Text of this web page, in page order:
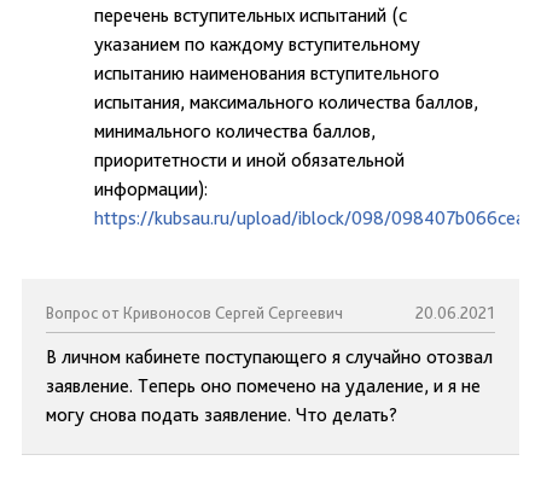
перечень вступительных испытаний (с
указанием по каждому вступительному
испытанию наименования вступительного
испытания, максимального количества баллов,
минимального количества баллов,
приоритетности и иной обязательной
информации):
https://kubsau.ru/upload/iblock/098/
Вопрос от Кривоносов Сергей Сергеевич 20.06.2021
В личном кабинете поступающего я случайно отозвал
заявление. Теперь оно помечено на удаление, и я не
могу снова подать заявление. Что делать?